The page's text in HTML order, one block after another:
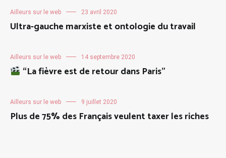
Ailleurs sur le web 23 avril 2020
Ultra-gauche marxiste et ontologie du travail
Ailleurs sur le web 14 septembre 2020
“La fièvre est de retour dans Paris”
Ailleurs sur le web 9 juillet 2020
Plus de 75% des Français veulent taxer les riches